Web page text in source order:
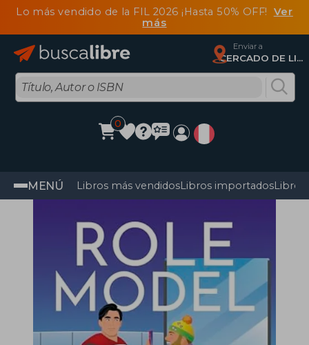
Lo más vendido de la FIL 2026 ¡Hasta 50% OFF! Ver
más
Enviar a
CERCADO DE LIMA, Lima
0
MENÚ Libros más vendidosLibros importadosLibros